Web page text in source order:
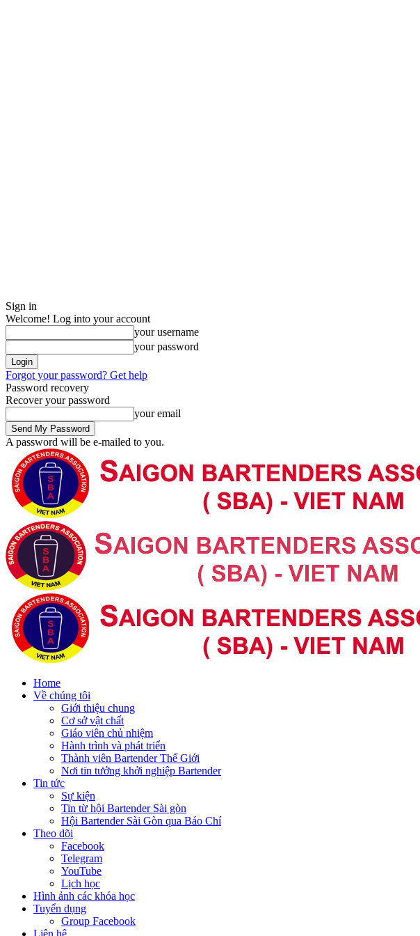
Sign in
Welcome! Log into your account
your username
your password
Forgot your password? Get help
Password recovery
Recover your password
your email
A password will be e-mailed to you.
Home
Về chúng tôi
Giới thiệu chung
Cơ sở vật chất
Giáo viên chủ nhiệm
Hành trình và phát triển
Thành viên Bartender Thế Giới
Nơi tin tưởng khởi nghiệp Bartender
Tin tức
Sự kiện
Tin từ hội Bartender Sài gòn
Hội Bartender Sài Gòn qua Báo Chí
Theo dõi
Facebook
Telegram
YouTube
Lịch học
Hình ảnh các khóa học
Tuyển dụng
Group Facebook
Liên hệ